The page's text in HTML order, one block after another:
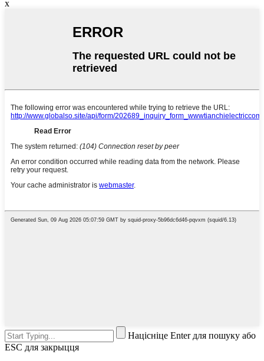
x
Націсніце Enter для пошуку або
ESC для закрыцця